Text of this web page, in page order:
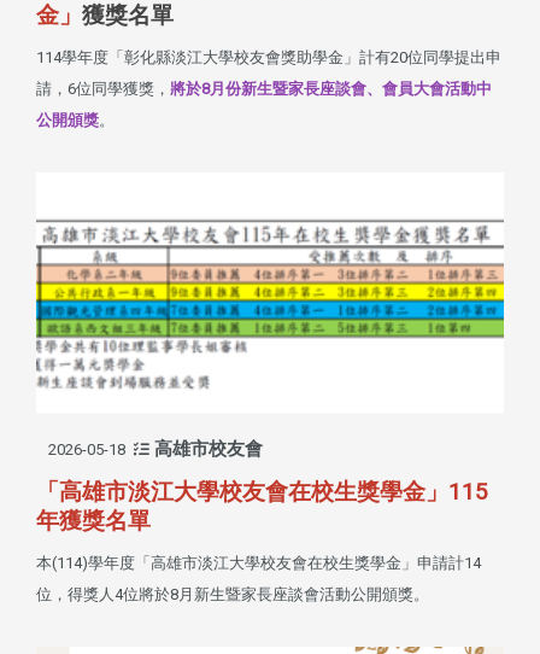
金」 獲獎名單
114學年度「彰化縣淡江大學校友會獎助學金」計有20位同學提出申
請，6位同學獲獎， 將於8月份新生暨家長座談會、會員大會活動中
公開頒獎。
2026-05-18 高雄市校友會
「高雄市淡江大學校友會在校生獎學金」115
年獲獎名單
本(114)學年度「高雄市淡江大學校友會在校生獎學金」申請計14
位，得獎人4位將於8月新生暨家長座談會活動公開頒獎。